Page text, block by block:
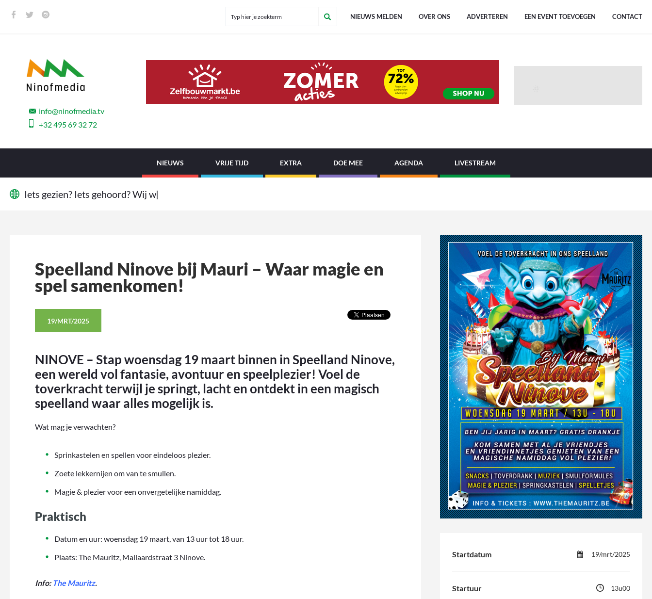
NIEUWS MELDEN OVER ONS ADVERTEREN EEN EVENT TOEVOEGEN CONTACT
info@ninofmedia.tv
+32 495 69 32 72
NIEUWS VRIJE TIJD EXTRA DOE MEE AGENDA LIVESTREAM
Iets gezien? Iets gehoord?Wij wi
Speelland Ninove bij Mauri – Waar magie en
spel samenkomen!
19/MRT/2025
NINOVE – Stap woensdag 19 maart binnen in Speelland Ninove,
een wereld vol fantasie, avontuur en speelplezier!Voel de
toverkracht terwijl je springt, lacht en ontdekt in een magisch
speelland waar alles mogelijk is.
Wat mag je verwachten?
Sprinkastelen en spellen voor eindeloos plezier.
Zoete lekkernijen om van te smullen.
Magie & plezier voor een onvergetelijke namiddag.
Praktisch
Datum en uur: woensdag 19 maart, van 13 uur tot 18 uur.
Plaats: The Mauritz, Mallaardstraat 3 Ninove.
Info: The Mauritz.
Startdatum 19/mrt/2025
Startuur 13u00